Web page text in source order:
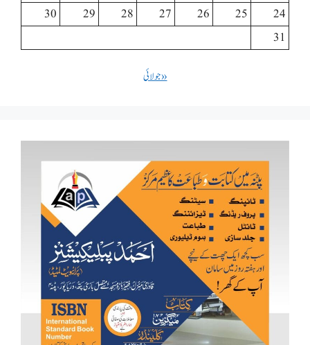
24
25
26
27
28
29
30
31
« جولائی